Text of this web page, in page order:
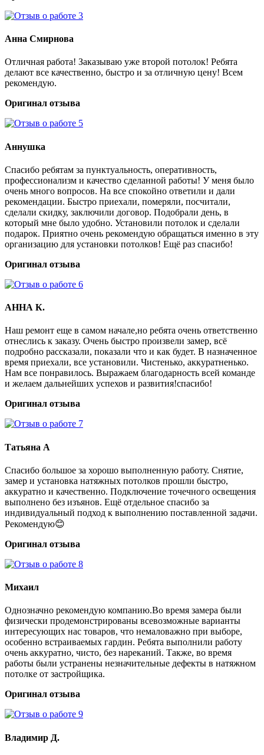
Анна Смирнова
Отличная работа! Заказываю уже второй потолок! Ребята
делают все качественно, быстро и за отличную цену! Всем
рекомендую.
Оригинал отзыва
Аннушка
Спасибо ребятам за пунктуальность, оперативность,
профессионализм и качество сделанной работы! У меня было
очень много вопросов. На все спокойно ответили и дали
рекомендации. Быстро приехали, померяли, посчитали,
сделали скидку, заключили договор. Подобрали день, в
который мне было удобно. Установили потолок и сделали
подарок. Приятно очень рекомендую обращаться именно в эту
организацию для установки потолков! Ещё раз спасибо!
Оригинал отзыва
АННА К.
Наш ремонт еще в самом начале,но ребята очень ответственно
отнеслись к заказу. Очень быстро произвели замер, всё
подробно рассказали, показали что и как будет. В назначенное
время приехали, все установили. Чистенько, аккуратненько.
Нам все понравилось. Выражаем благодарность всей команде
и желаем дальнейших успехов и развития!спасибо!
Оригинал отзыва
Татьяна А
Спасибо большое за хорошо выполненную работу. Снятие,
замер и установка натяжных потолков прошли быстро,
аккуратно и качественно. Подключение точечного освещения
выполнено без изъянов. Ещё отдельное спасибо за
индивидуальный подход к выполнению поставленной задачи.
Рекомендую😊
Оригинал отзыва
Михаил
Однозначно рекомендую компанию.Во время замера были
физически продемонстрированы всевозможные варианты
интересующих нас товаров, что немаловажно при выборе,
особенно встраиваемых гардин. Ребята выполнили работу
очень аккуратно, чисто, без нареканий. Также, во время
работы были устранены незначительные дефекты в натяжном
потолке от застройщика.
Оригинал отзыва
Владимир Д.